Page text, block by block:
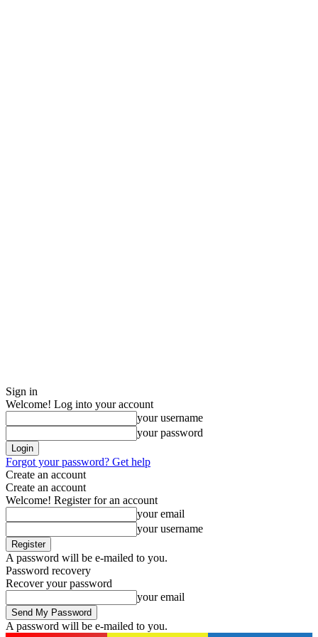
Sign in
Welcome! Log into your account
your username
your password
Forgot your password? Get help
Create an account
Create an account
Welcome! Register for an account
your email
your username
A password will be e-mailed to you.
Password recovery
Recover your password
your email
A password will be e-mailed to you.